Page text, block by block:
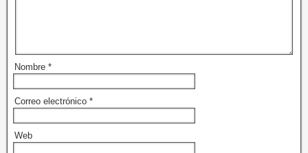
Nombre *
Correo electrónico *
Web